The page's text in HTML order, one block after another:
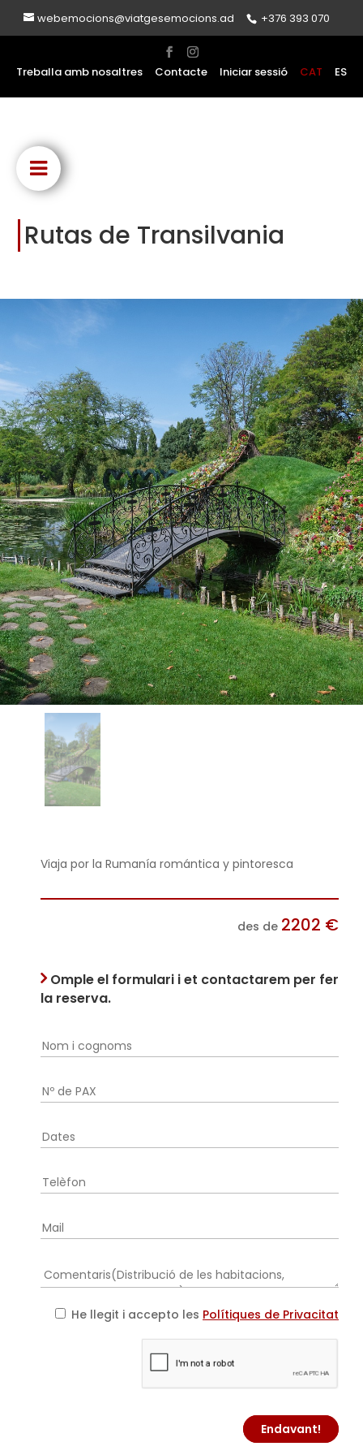
webemocions@viatgesemocions.ad +376 393 070
Treballa amb nosaltres Contacte Iniciar sessió CAT ES
Rutas de Transilvania
Viaja por la Rumanía romántica y pintoresca
des de 2202 €
Omple el formulari i et contactarem per fer
la reserva.
He llegit i accepto les Polítiques de Privacitat
Endavant!